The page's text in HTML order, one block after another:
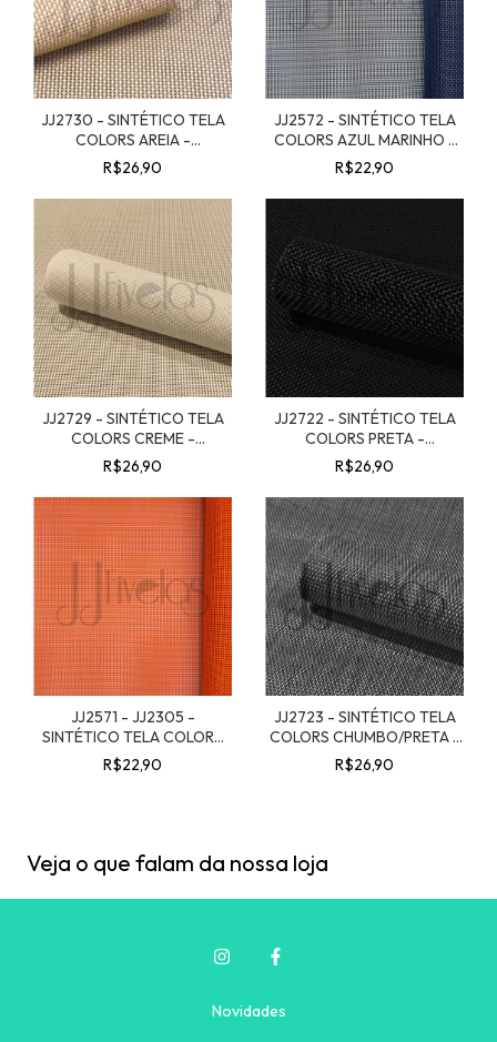
JJ2730 - SINTÉTICO TELA
COLORS AREIA -
50CMX1,40MT
R$26,90
JJ2572 - SINTÉTICO TELA
COLORS AZUL MARINHO -
50CMX1,40MT
R$22,90
JJ2729 - SINTÉTICO TELA
COLORS CREME -
50CMX1,40MTS
R$26,90
JJ2722 - SINTÉTICO TELA
COLORS PRETA -
50CMX1,40MT
R$26,90
JJ2571 - JJ2305 -
SINTÉTICO TELA COLORS
LARANJA - 50CMX1,40MT
R$22,90
JJ2723 - SINTÉTICO TELA
COLORS CHUMBO/PRETA -
50CMX1,40MT
R$26,90
Veja o que falam da nossa loja
Novidades